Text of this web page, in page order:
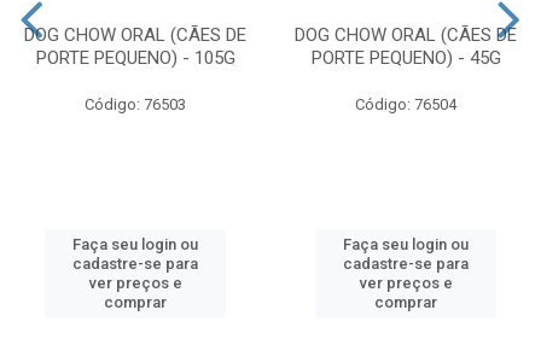
DOG CHOW ORAL (CÃES DE
PORTE PEQUENO) - 105G
Código: 76503
Faça seu login ou
cadastre-se para
ver preços e
comprar
DOG CHOW ORAL (CÃES DE
PORTE PEQUENO) - 45G
Código: 76504
Faça seu login ou
cadastre-se para
ver preços e
comprar